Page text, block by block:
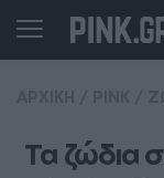
Τα ζώδια